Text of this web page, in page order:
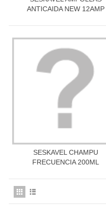
ANTICAIDA NEW 12AMP
Más información
SESKAVEL CHAMPU
FRECUENCIA 200ML